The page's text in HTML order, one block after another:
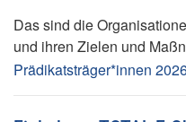
Das sind die
und ihren Zielen und
Prädikatsträger*innen